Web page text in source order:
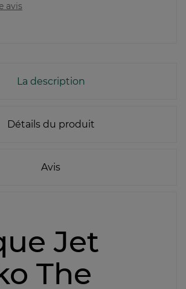
avis
La description
Détails du produit
Avis
Jet
The